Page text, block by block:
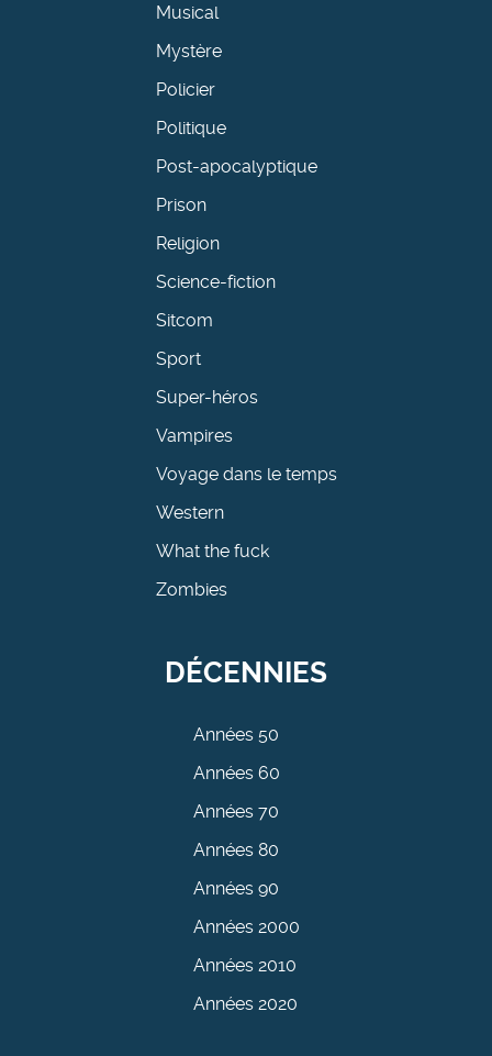
Musical
Mystère
Policier
Politique
Post-apocalyptique
Prison
Religion
Science-fiction
Sitcom
Sport
Super-héros
Vampires
Voyage dans le temps
Western
What the fuck
Zombies
DÉCENNIES
Années 50
Années 60
Années 70
Années 80
Années 90
Années 2000
Années 2010
Années 2020